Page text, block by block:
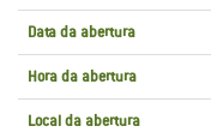
Data da abertura
Hora da abertura
Local da abertura